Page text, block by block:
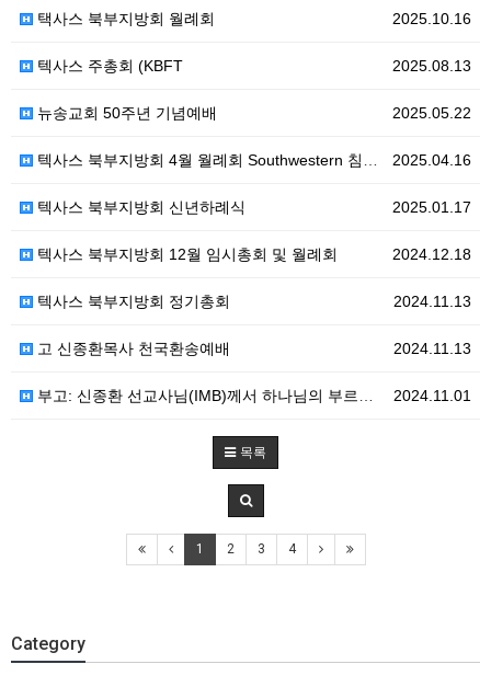
2025.10.16
택사스 북부지방회 월례회
2025.08.13
텍사스 주총회 (KBFT
2025.05.22
뉴송교회 50주년 기념예배
2025.04.16
텍사스 북부지방회 4월 월례회 Southwestern 침례신학교에서 열려
2025.01.17
텍사스 북부지방회 신년하례식
2024.12.18
텍사스 북부지방회 12월 임시총회 및 월례회
2024.11.13
텍사스 북부지방회 정기총회
2024.11.13
고 신종환목사 천국환송예배
2024.11.01
부고: 신종환 선교사님(IMB)께서 하나님의 부르심을 받았습니다.
목록
1 2 3 4
Category